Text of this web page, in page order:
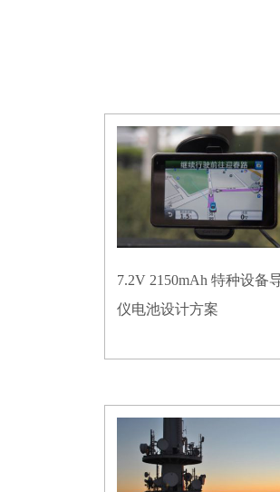
7.2V 2150mAh 特种设备
仪电池设计方案